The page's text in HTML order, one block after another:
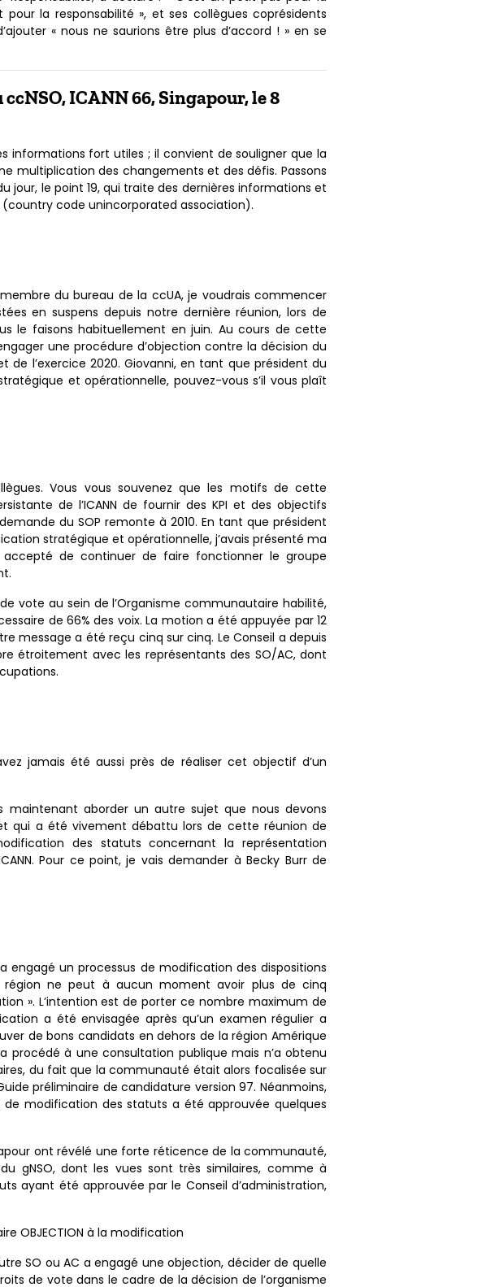
la responsabilité », et ses collègues coprésidents
« nous ne saurions être plus d’accord ! » en se
ICANN 66, Singapour, le 8
informations fort utiles ; il convient de souligner que la
multiplication des changements et des défis. Passons
jour, le point 19, qui traite des dernières informations et
(country code unincorporated association).
du bureau de la ccUA, je voudrais commencer
en suspens depuis notre dernière réunion, lors de
le faisons habituellement en juin. Au cours de cette
une procédure d’objection contre la décision du
de l’exercice 2020. Giovanni, en tant que président du
et opérationnelle, pouvez-vous s’il vous plaît
Vous vous souvenez que les motifs de cette
de l’ICANN de fournir des KPI et des objectifs
du SOP remonte à 2010. En tant que président
stratégique et opérationnelle, j’avais présenté ma
de continuer de faire fonctionner le groupe
vote au sein de l’Organisme communautaire habilité,
de 66% des voix. La motion a été appuyée par 12
message a été reçu cinq sur cinq. Le Conseil a depuis
étroitement avec les représentants des SO/AC, dont
jamais été aussi près de réaliser cet objectif d’un
maintenant aborder un autre sujet que nous devons
qui a été vivement débattu lors de cette réunion de
des statuts concernant la représentation
Pour ce point, je vais demander à Becky Burr de
engagé un processus de modification des dispositions
ne peut à aucun moment avoir plus de cinq
». L’intention est de porter ce nombre maximum de
a été envisagée après qu’un examen régulier a
de bons candidats en dehors de la région Amérique
procédé à une consultation publique mais n’a obtenu
du fait que la communauté était alors focalisée sur
préliminaire de candidature version 97. Néanmoins,
modification des statuts a été approuvée quelques
ont révélé une forte réticence de la communauté,
gNSO, dont les vues sont très similaires, comme à
ayant été approuvée par le Conseil d’administration,
OBJECTION à la modification
SO ou AC a engagé une objection, décider de quelle
de vote dans le cadre de la décision de l’organisme